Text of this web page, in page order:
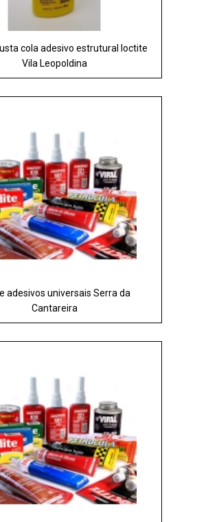
cola adesivo estrutural loctite
Vila Leopoldina
adesivos universais Serra da
Cantareira